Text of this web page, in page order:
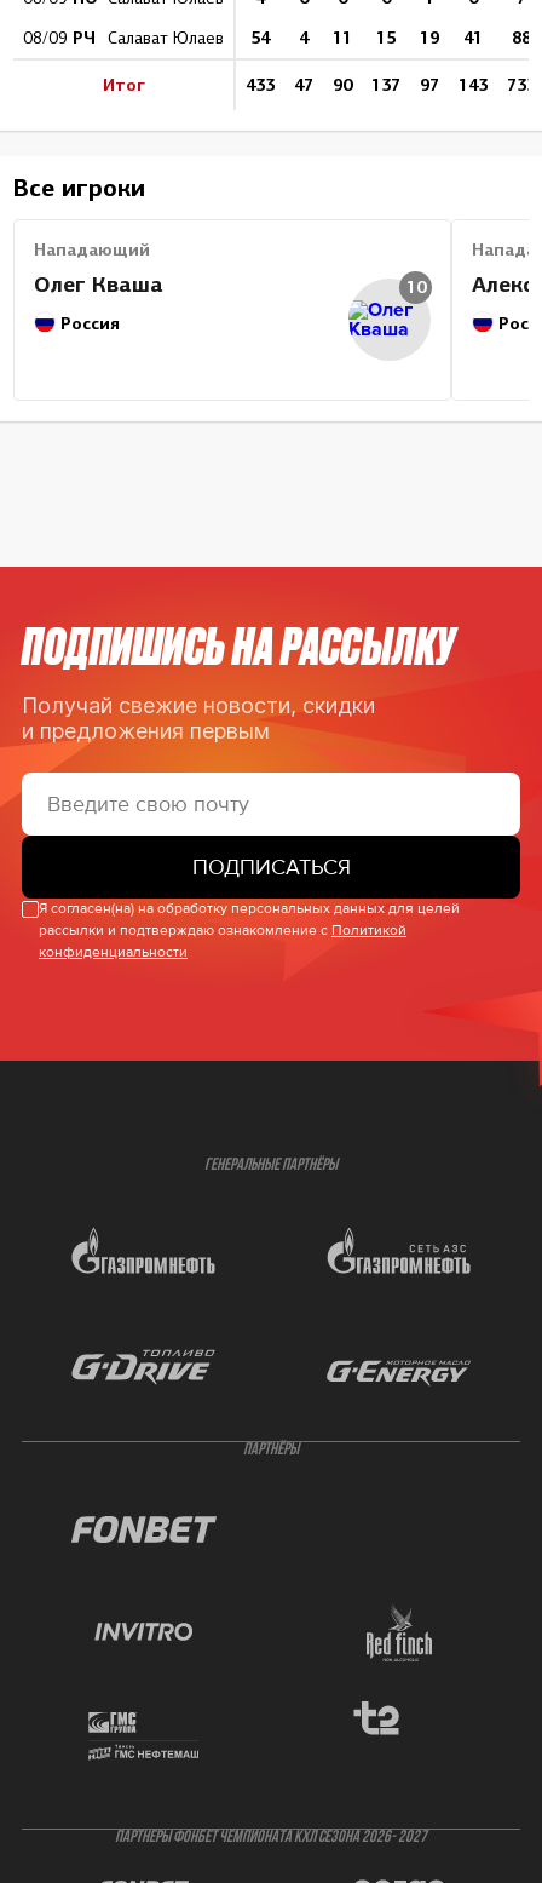
08/09 РЧ Салават Юлаев 54 4 11 15 19 41 88
Итог 433 47 90 137 97 143 733
Все игроки
Нападающий
Олег Кваша
Россия
10
ПОДПИШИСЬ НА РАССЫЛКУ
Получай свежие новости, скидки
и предложения первым
ПОДПИСАТЬСЯ
Я согласен(на) на обработку персональных данных для целей
рассылки и подтверждаю ознакомление с Политикой
конфиденциальности
ГЕНЕРАЛЬНЫЕ ПАРТНЁРЫ
ПАРТНЁРЫ
ПАРТНЕРЫ ФОНБЕТ ЧЕМПИОНАТА КХЛ СЕЗОНА 2026- 2027